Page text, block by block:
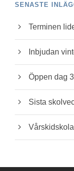
SENASTE
Terminen
Inbjudan
Öppen dag
Sista